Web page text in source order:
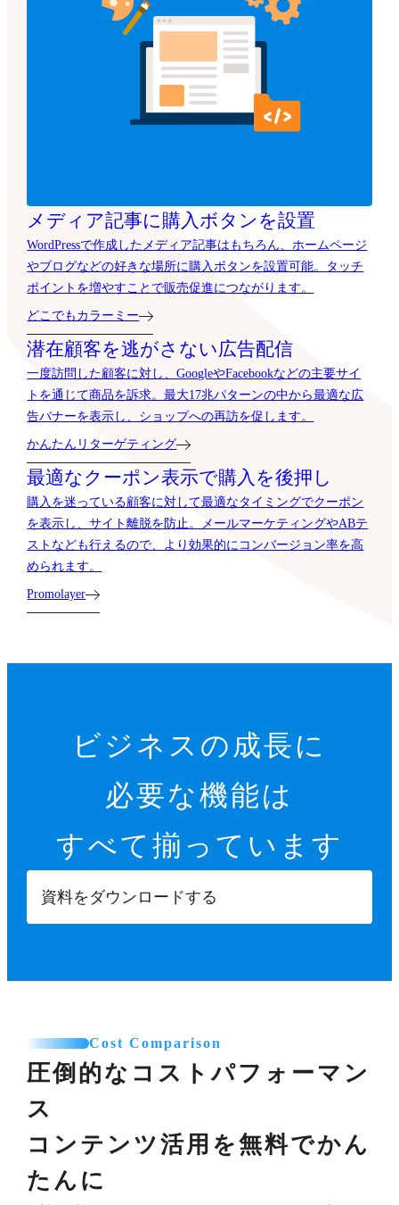
メディア記事に購入ボタンを設置
WordPressで作成したメディア記事はもちろん、ホームページ
やブログなどの好きな場所に購入ボタンを設置可能。タッチ
ポイントを増やすことで販売促進につながります。
どこでもカラーミー
潜在顧客を逃がさない広告配信
一度訪問した顧客に対し、GoogleやFacebookなどの主要サイ
トを通じて商品を訴求。最大17兆パターンの中から最適な広
告バナーを表示し、ショップへの再訪を促します。
かんたんリターゲティング
最適なクーポン表示で購入を後押し
購入を迷っている顧客に対して最適なタイミングでクーポン
を表示し、サイト離脱を防止。メールマーケティングやABテ
ストなども行えるので、より効果的にコンバージョン率を高
められます。
Promolayer
ビジネスの成長に
必要な機能は
すべて揃っています
資料をダウンロードする
Cost Comparison
圧倒的なコストパフォーマン
ス
コンテンツ活用を無料でかん
たんに